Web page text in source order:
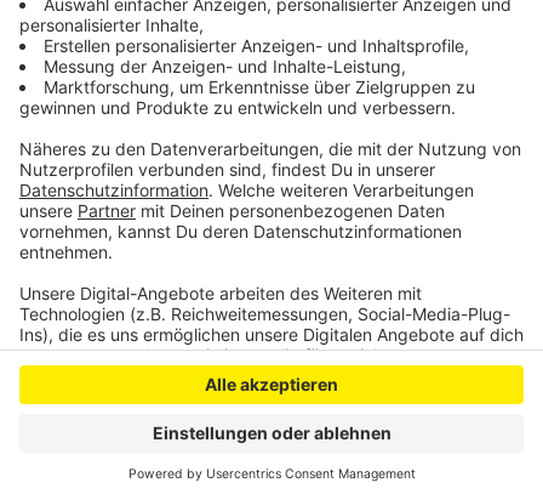
Anzeige
Ordnungswidrigkeitsanzeigen und Verwarngelder. MoF
Anzeige
Anzeige